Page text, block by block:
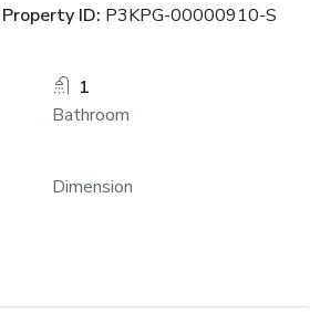
Property ID: P3KPG-00000910-S
1
Bathroom
Dimension